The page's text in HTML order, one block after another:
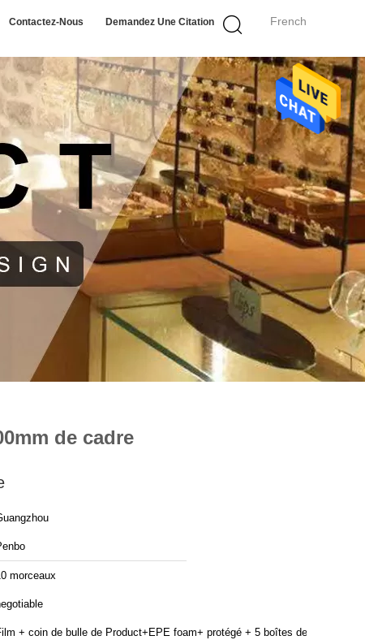
French
Contactez-Nous Demandez Une Citation
de cadre
morceaux
+ coin de bulle de Product+EPE foam+ protégé + 5 boîtes de